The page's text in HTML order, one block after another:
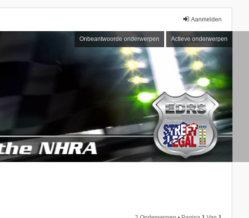
Aanmelden
Onbeantwoorde onderwerpen Actieve onderwerpen